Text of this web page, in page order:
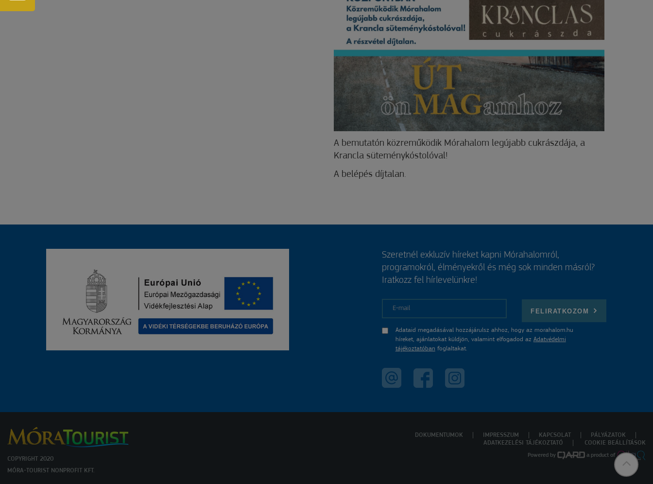
A bemutatón közreműködik Mórahalom legújabb cukrászdája, a
Krancla süteménykóstolóval!
A belépés díjtalan.
Szeretnél exkluzív híreket kapni Mórahalomról,
programokról, élményekről és még sok minden másról?
Iratkozz fel hírlevelünkre!
FELIRATKOZOM
Adataid megadásával hozzájárulsz ahhoz, hogy az morahalom.hu
híreket, ajánlatokat küldjön, valamint elfogadod az Adatvédelmi
tájékoztatóban foglaltakat.
COPYRIGHT 2020
MÓRA-TOURIST NONPROFIT KFT.
DOKUMENTUMOK IMPRESSZUM KAPCSOLAT
PÁLYÁZATOK
ADATKEZELÉSI TÁJÉKOZTATÓ
COOKIE BEÁLLÍTÁSOK
Powered by a product of